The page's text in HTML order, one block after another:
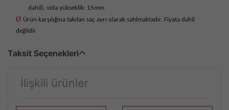
dahil), vida yükseklik: 15mm
Ø Ürün karşılığına takılan saç ayrı olarak satılmaktadır. Fiyata dahil
değildir
Taksit Seçenekleri
İlişkili ürünler